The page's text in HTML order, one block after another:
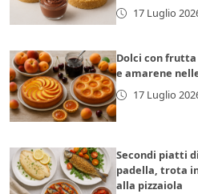
17 Luglio
Dolci con frutta
e amarene
17 Luglio
Secondi piatti
padella, trota
alla pizzaiola